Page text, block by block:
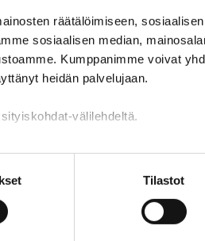
räätälöimiseen,
sosiaalisen median,
Kumppanimme voivat
heidän palvelujaan.
välilehdeltä.
Tilastot
ja
ja asiointi toimipisteissä
12